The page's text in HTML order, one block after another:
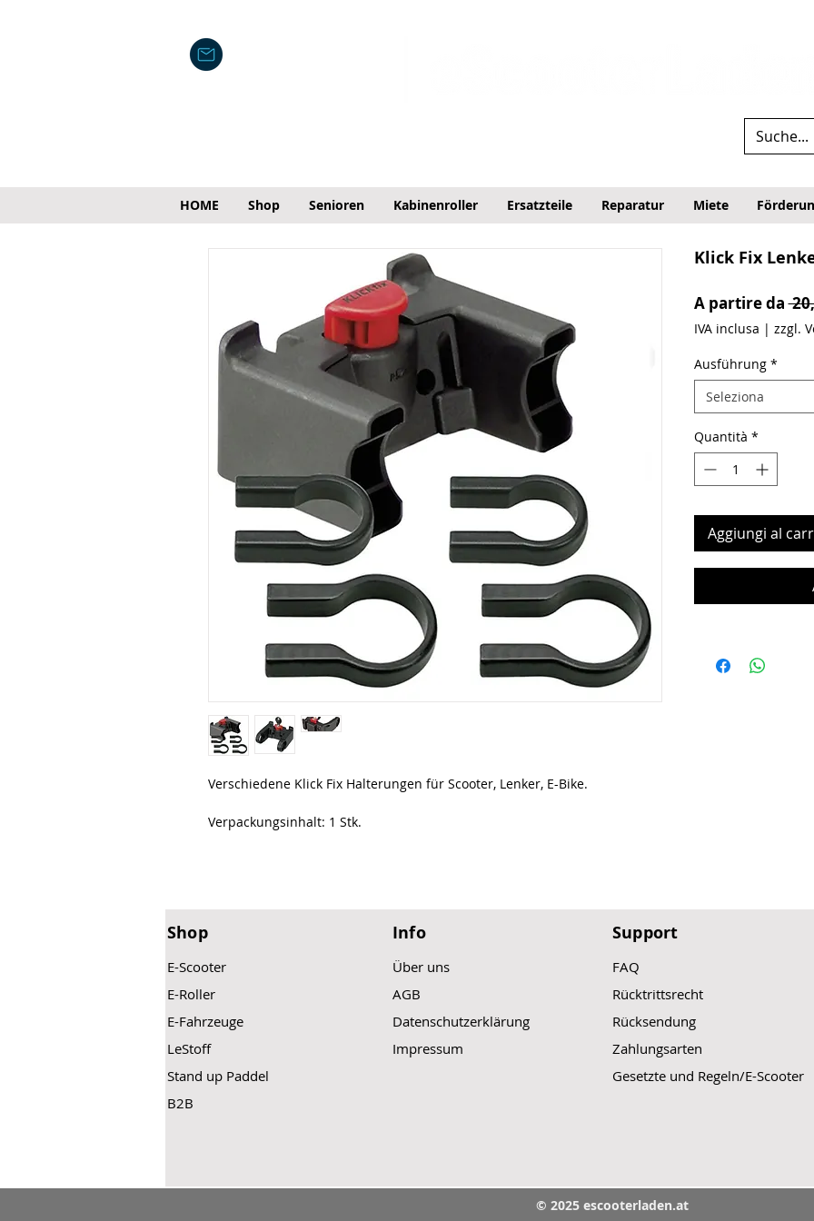
HOME Shop Senioren Kabinenroller Ersatzteile Reparatur Miete
Verschiedene Klick Fix Halterungen für Scooter, Lenker, E-Bike.
Verpackungsinhalt: 1 Stk.
Klick Fix
A partire da
IVA inclusa | zzgl.
Ausführung *
Seleziona
Quantità *
Aggiungi al
Shop
E-Scooter
E-Roller
E-Fahrzeuge
LeStoff
Stand up Paddel
B2B
Info
Über uns
AGB
Datenschutzerklärung
Impressum
Support
FAQ
Rücktrittsrecht
Rücksendung
Zahlungsarten
Gesetzte und Regeln/E-Scooter
© 2025 escooterladen.at